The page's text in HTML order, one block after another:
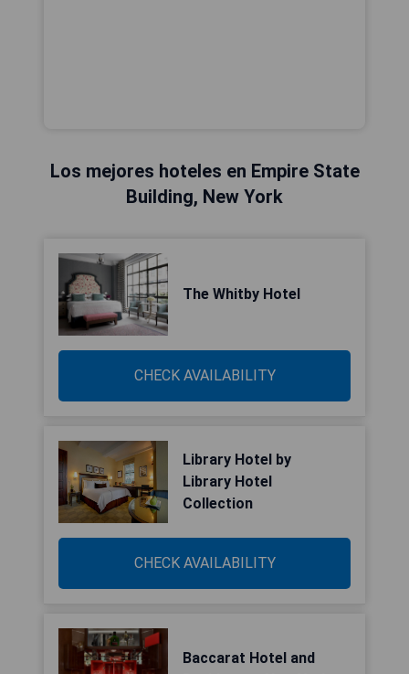
Los mejores hoteles en Empire State
Building, New York
The Whitby Hotel
CHECK AVAILABILITY
Library Hotel by
Library Hotel
Collection
CHECK AVAILABILITY
Baccarat Hotel and